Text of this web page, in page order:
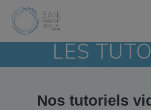
LES
Nos tutoriels